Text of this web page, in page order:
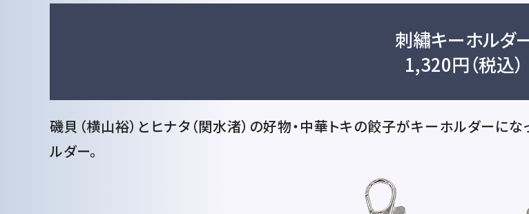
刺繡キーホルダ
1,320円（税込）
磯貝（横山裕）とヒナタ（関水渚）の好物・中華トキの餃子がキーホルダーに
ルダー。